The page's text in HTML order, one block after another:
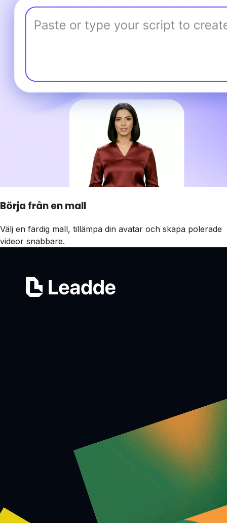
Börja från en mall
Välj en färdig mall, tillämpa din avatar och skapa polerade
videor snabbare.